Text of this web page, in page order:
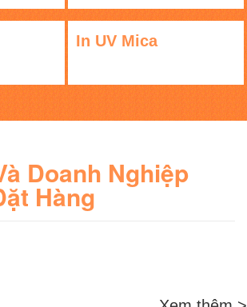
In UV Mica
Doanh Nghiệp
Hàng